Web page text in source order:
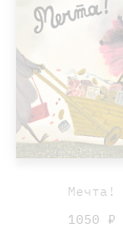
Мечта!
1050 ₽